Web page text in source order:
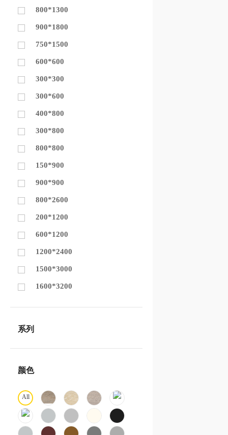
800*1300
900*1800
750*1500
600*600
300*300
300*600
400*800
300*800
800*800
150*900
900*900
800*2600
200*1200
600*1200
1200*2400
1500*3000
1600*3200
系列
颜色
All